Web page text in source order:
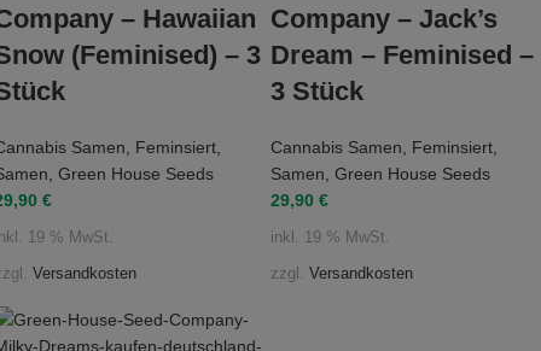
– Hawaiian
(Feminised) – 3
Samen, Feminsiert,
, Green House Seeds
€
19 % MwSt.
Versandkosten
Company – Jack’s
Dream – Feminised –
3 Stück
Cannabis Samen, Feminsiert,
Samen, Green House Seeds
29,90 €
inkl. 19 % MwSt.
zzgl. Versandkosten